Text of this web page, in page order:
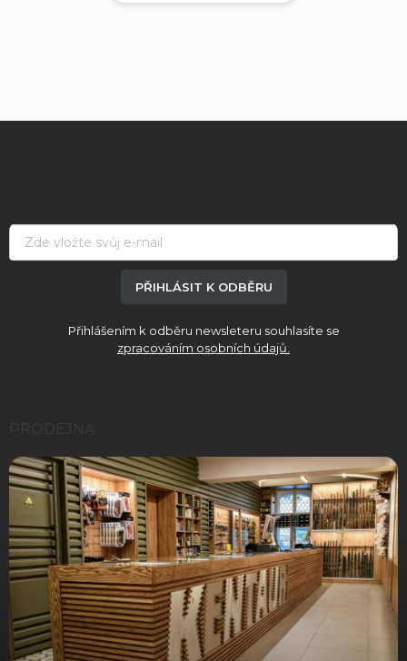
PŘIHLÁSIT K ODBĚRU
Přihlášením k odběru newsleteru souhlasíte se
zpracováním osobních údajů.
PRODEJNA